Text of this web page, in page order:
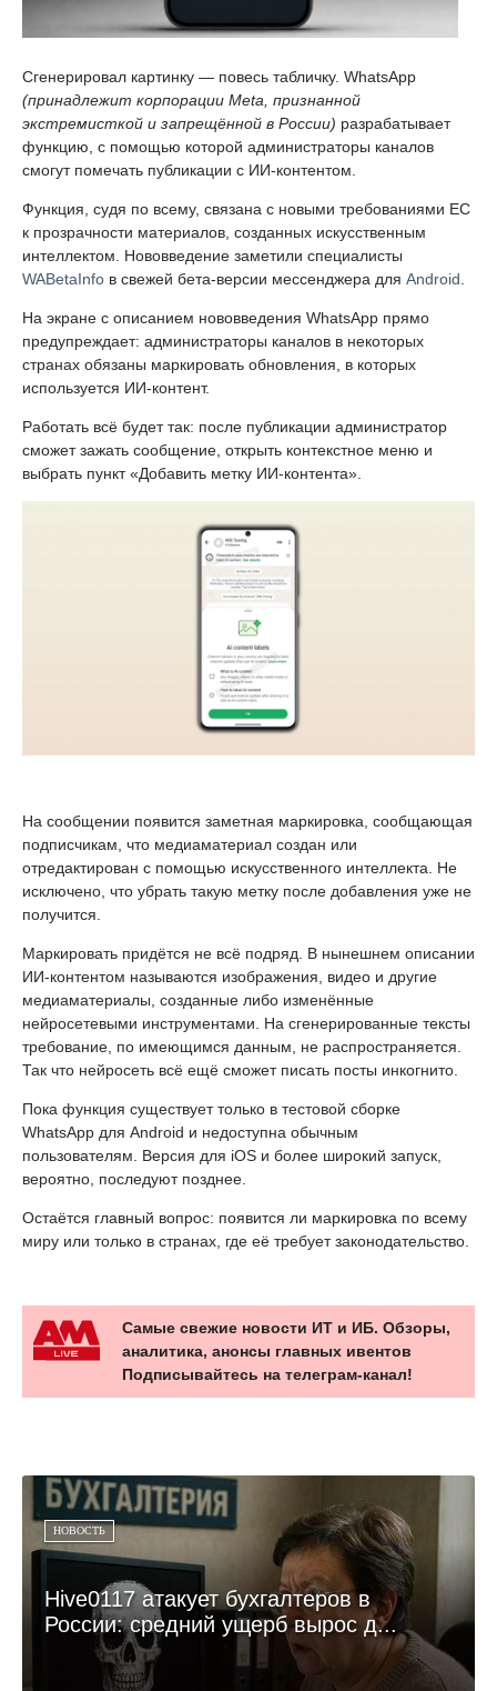
Сгенерировал картинку — повесь табличку. WhatsApp
(принадлежит корпорации Meta, признанной
экстремисткой и запрещённой в России) разрабатывает
функцию, с помощью которой администраторы каналов
смогут помечать публикации с ИИ-контентом.
Функция, судя по всему, связана с новыми требованиями ЕС
к прозрачности материалов, созданных искусственным
интеллектом. Нововведение заметили специалисты
WABetaInfo в свежей бета-версии мессенджера для Android
На экране с описанием нововведения WhatsApp прямо
предупреждает: администраторы каналов в некоторых
странах обязаны маркировать обновления, в которых
используется ИИ-контент.
Работать всё будет так: после публикации администратор
сможет зажать сообщение, открыть контекстное меню и
выбрать пункт «Добавить метку ИИ-контента».
На сообщении появится заметная маркировка, сообщающая
подписчикам, что медиаматериал создан или
отредактирован с помощью искусственного интеллекта. Не
исключено, что убрать такую метку после добавления уже не
получится.
Маркировать придётся не всё подряд. В нынешнем описании
ИИ-контентом называются изображения, видео и другие
медиаматериалы, созданные либо изменённые
нейросетевыми инструментами. На сгенерированные тексты
требование, по имеющимся данным, не распространяется.
Так что нейросеть всё ещё сможет писать посты инкогнито.
Пока функция существует только в тестовой сборке
WhatsApp для Android и недоступна обычным
пользователям. Версия для iOS и более широкий запуск,
вероятно, последуют позднее.
Остаётся главный вопрос: появится ли маркировка по всему
миру или только в странах, где её требует законодательство.
Самые свежие новости ИТ и ИБ. Обзоры,
аналитика, анонсы главных ивентов
Подписывайтесь на телеграм-канал!
НОВОСТЬ
Hive0117 атакует бухгалтеров в
России: средний ущерб вырос д...